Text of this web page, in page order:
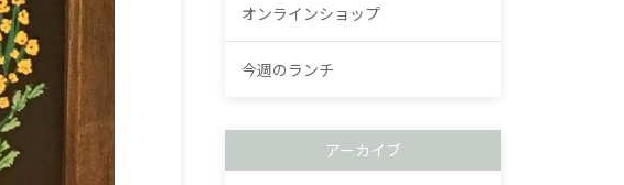
オンラインショップ
今週のランチ
アーカイブ